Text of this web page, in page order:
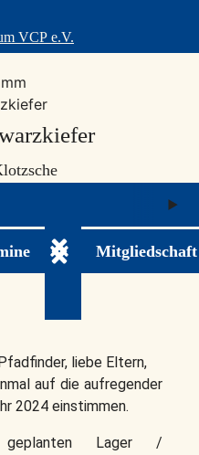
VCP e.V.
Untermenü ein-/
Mitgliedschaft
liebe Eltern,
auf die aufregender
2024 einstimmen.
Lager /